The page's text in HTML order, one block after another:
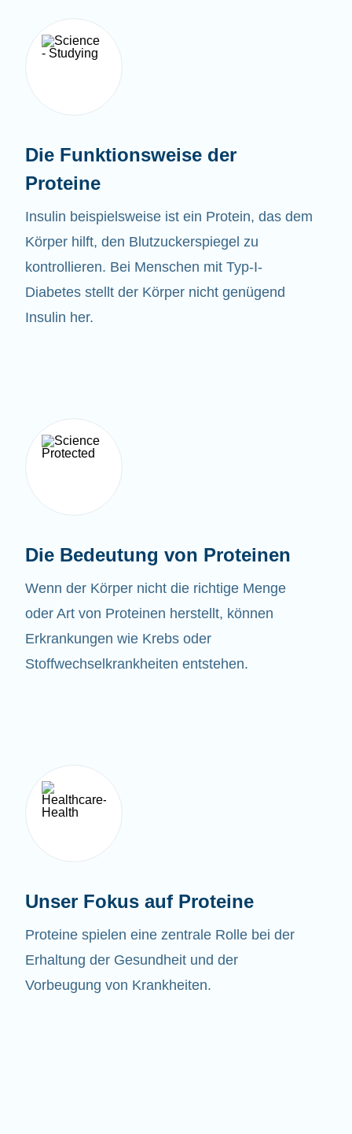
Die Funktionsweise der
Proteine
Insulin beispielsweise ist ein Protein, das dem
Körper hilft, den Blutzuckerspiegel zu
kontrollieren. Bei Menschen mit Typ-I-
Diabetes stellt der Körper nicht genügend
Insulin her.
Die Bedeutung von Proteinen
Wenn der Körper nicht die richtige Menge
oder Art von Proteinen herstellt, können
Erkrankungen wie Krebs oder
Stoffwechselkrankheiten entstehen.
Unser Fokus auf Proteine
Proteine spielen eine zentrale Rolle bei der
Erhaltung der Gesundheit und der
Vorbeugung von Krankheiten.